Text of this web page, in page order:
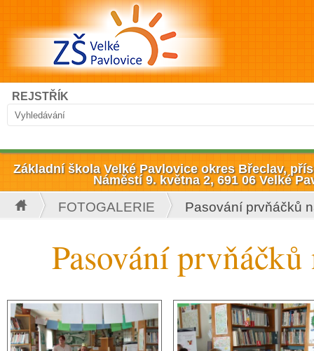
Přejít k hlavnímu obsahu
Vyhledávání
Hledat
REJSTŘÍK
Základní škola Velké Pavlovice okres Břeclav,
Náměstí 9. května 2, 691 06 Velké
Jste zde
FOTOGALERIE Pasování prvňáčků
Pasování